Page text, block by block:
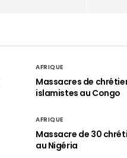
AFRIQUE
Massacres de
islamistes au Congo
AFRIQUE
Massacre de 30
au Nigéria